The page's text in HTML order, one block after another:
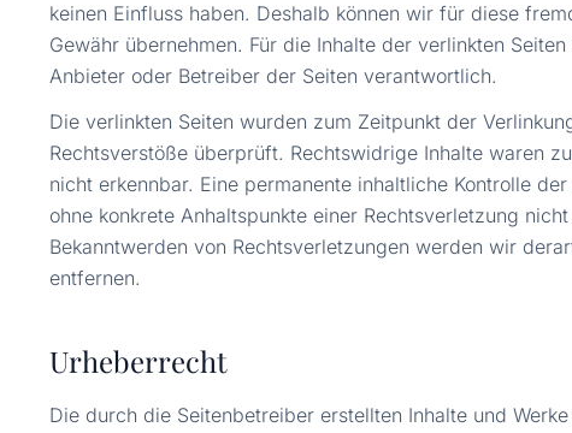
keinen Einfluss haben. Deshalb können wir für diese
Gewähr übernehmen. Für die Inhalte der verlinkten
Anbieter oder Betreiber der Seiten verantwortlich.
Die verlinkten Seiten wurden zum Zeitpunkt der
Rechtsverstöße überprüft. Rechtswidrige Inhalte waren
nicht erkennbar. Eine permanente inhaltliche Kontrolle
ohne konkrete Anhaltspunkte einer Rechtsverletzung
Bekanntwerden von Rechtsverletzungen werden wir
entfernen.
Urheberrecht
Die durch die Seitenbetreiber erstellten Inhalte und